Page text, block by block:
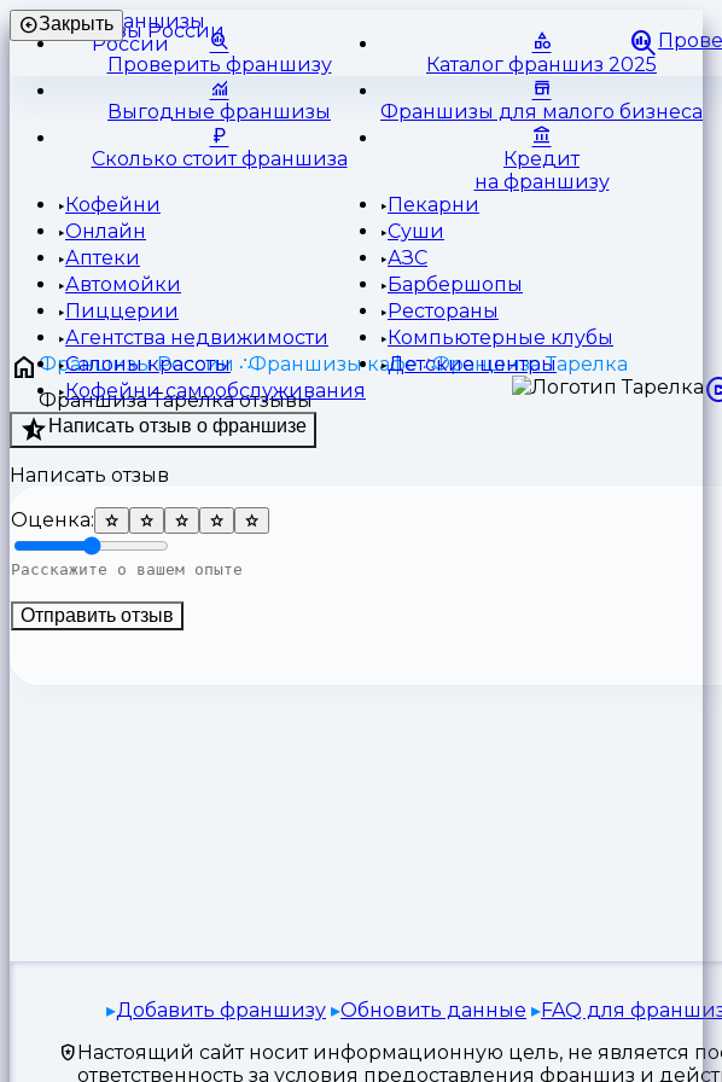
Франшизы
России
Закрыть
Проверить франшизу Каталог франшиз 2025
Выгодные франшизы Франшизы для малого бизнеса
Сколько стоит франшиза
Кредит
на франшизу
Кофейни
Пекарни
Онлайн
Суши
Аптеки
АЗС
Автомойки
Барбершопы
Пиццерии
Рестораны
Агентства недвижимости
Компьютерные клубы
Салоны красоты
Детские центры
Кофейни самообслуживания
Франшизы России Франшизы кафе
Франшиза Тарелка
Франшиза Тарелка отзывы
Написать отзыв о франшизе
Написать отзыв
Оценка:
Отправить отзыв
Добавить франшизу Обновить данные
FAQ для
Настоящий сайт носит информационную цель, не является
ответственность за условия предоставления франшиз и